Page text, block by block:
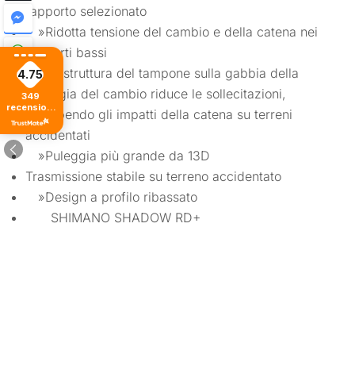
rapporto selezionato
»Ridotta tensione del cambio e della catena nei
rapporti bassi
»La struttura del tampone sulla gabbia della
puleggia del cambio riduce le sollecitazioni,
assorbendo gli impatti della catena su terreni
accidentati
»Puleggia più grande da 13D
Trasmissione stabile su terreno accidentato
»Design a profilo ribassato
SHIMANO SHADOW RD+
4.75
349
recensioni
di tutti i